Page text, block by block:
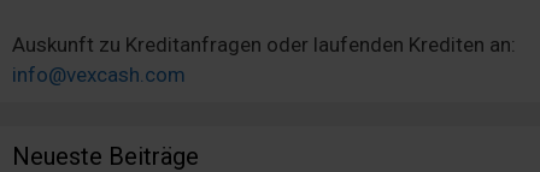
Auskunft zu Kreditanfragen oder laufenden Krediten an:
info@vexcash.com
Neueste Beiträge